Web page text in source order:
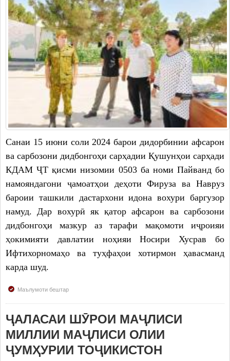
Санаи 15 июни соли 2024 барои дидорбинии афсарон
ва сарбозони дидбонгоҳи сарҳадии Қушунҳои сарҳади
КДАМ ҶТ қисми низомии 0503 ба номи Пайванд бо
намояндагони ҷамоатҳои деҳоти Фируза ва Навруз
бароии ташкили дастархони идона вохури баргузор
намуд. Дар вохурӣ як қатор афсарон ва сарбозони
дидбонгоҳи мазкур аз тарафи мақомоти иҷроияи
ҳокимияти давлатии ноҳияи Носири Хусрав бо
Ифтихорномаҳо ва туҳфаҳои хотирмон ҳавасманд
карда шуд.
Маълумоти бештар
ҶАЛАСАИ ШӮРОИ МАҶЛИСИ
МИЛЛИИ МАҶЛИСИ ОЛИИ
ҶУМҲУРИИ ТОҶИКИСТОН